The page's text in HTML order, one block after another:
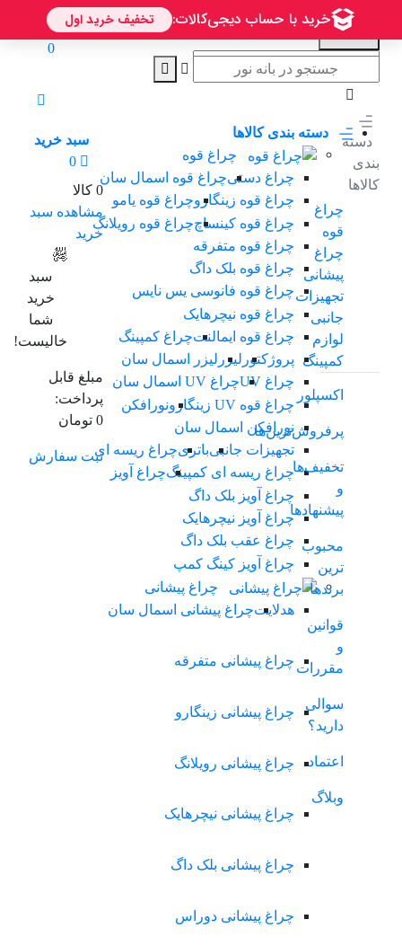
دسته
بندی
کالاها
چراغ
قوه
چراغ
پیشانی
تجهیزات
جانبی
لوازم
کمپینگ
اکسپلور
پرفروش‌ترین‌ها
تخفیف‌ها
و
پیشنهادها
محبوب
ترین
برندها
قوانین
و
مقررات
سوالی
دارید؟
اعتماد
وبلاگ
0
دسته بندی کالاها
چراغ قوه
چراغ دستیچراغ قوه اسمال سان
چراغ قوه زینگاروچراغ قوه یامو
چراغ قوه کینساچچراغ قوه رویلانگ
چراغ قوه متفرقه
چراغ قوه بلک داگ
چراغ قوه فانوسی یس نایس
چراغ قوه نیچرهایک
چراغ قوه ایمالنتچراغ کمپینگ
پروژکتور لیزر لیزر اسمال سان
چراغ UV
چراغ UV اسمال سان
چراغ قوه UV زینگارو
نورافکن
نورافکن اسمال سان
تجهیزات جانبیباتریچراغ ریسه ای
چراغ ریسه ای کمپینگچراغ آویز
چراغ آویز بلک داگ
چراغ آویز نیچرهایک
چراغ عقب بلک داگ
چراغ آویز کینگ کمپ
چراغ پیشانی
هدلایتچراغ پیشانی اسمال سان
چراغ پیشانی متفرقه
چراغ پیشانی زینگارو
چراغ پیشانی رویلانگ
چراغ پیشانی نیچرهایک
چراغ پیشانی بلک داگ
چراغ پیشانی دوراس
سبد خرید
0
0 کالا
مشاهده سبد
خرید
سبد
خرید
شما
خالیست!
مبلغ قابل
پرداخت:
0 تومان
ثبت سفارش